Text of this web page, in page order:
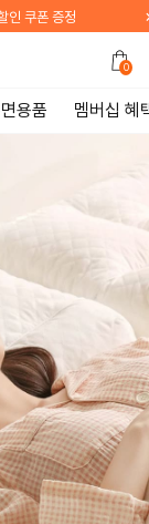
쿠폰 증정
0
용품 멤버십 혜